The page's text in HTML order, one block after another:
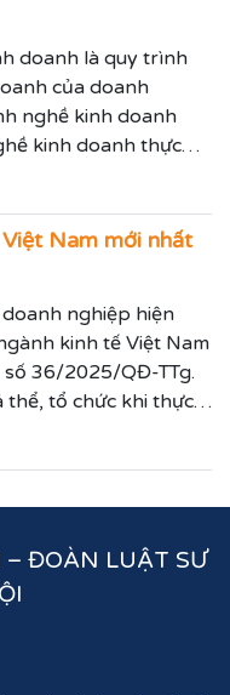
doanh là quy trình
của doanh
nghề kinh doanh
kinh doanh thực
Nam mới nhất
nghiệp hiện
kinh tế Việt Nam
36/2025/QĐ-TTg.
thể, tổ chức khi thực
nghề kinh doanh
ĐOÀN LUẬT SƯ